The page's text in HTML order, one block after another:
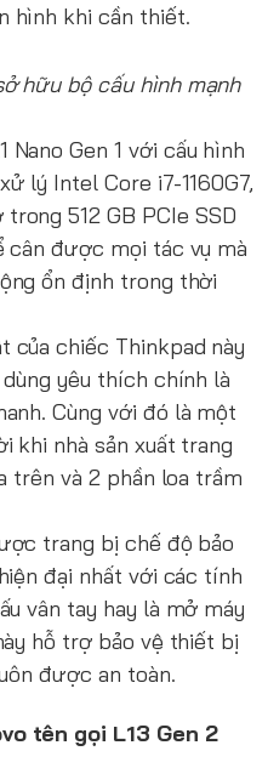
hình khi cần thiết.
hữu bộ cấu hình mạnh
Gen 1 với cấu hình
lý Intel Core i7-1160G7,
512 GB PCIe SSD
cân được mọi tác vụ mà
ổn định trong thời
của chiếc Thinkpad này
yêu thích chính là
Cùng với đó là một
khi nhà sản xuất trang
trên và 2 phần loa trầm
trang bị chế độ bảo
đại nhất với các tính
vân tay hay là mở máy
hỗ trợ bảo vệ thiết bị
được an toàn.
tên gọi L13 Gen 2